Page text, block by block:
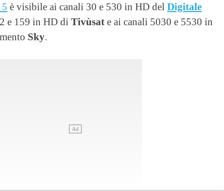
è visibile ai canali 30 e 530 in HD del Digitale
e 159 in HD di Tivùsat e ai canali 5030 e 5530 in
Sky.